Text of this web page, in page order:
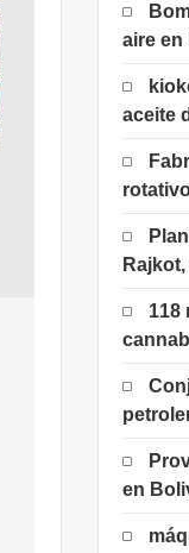
aire en
aceite
118
en